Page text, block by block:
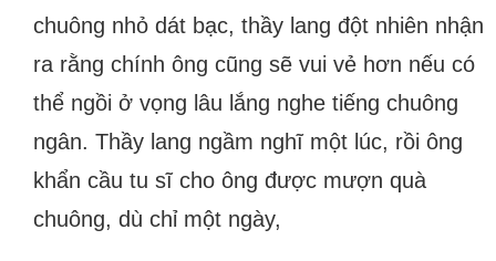
chuông nhỏ dát bạc, thầy lang đột nhiên nhận
ra rằng chính ông cũng sẽ vui vẻ hơn nếu có
thể ngồi ở vọng lâu lắng nghe tiếng chuông
ngân. Thầy lang ngầm nghĩ một lúc, rồi ông
khẩn cầu tu sĩ cho ông được mượn quà
chuông, dù chỉ một ngày,